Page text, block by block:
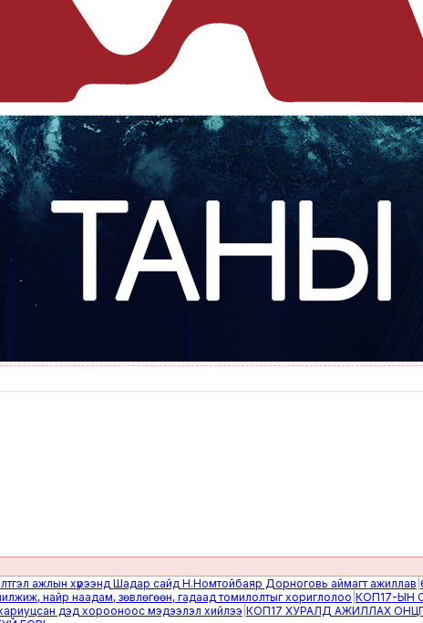
хүрээнд Шадар сайд Н.Номтойбаяр Дорноговь аймагт ажиллав|
наадам, зөвлөгөөн, гадаад томилолтыг хориглолоо|КОП17-ЫН САЙН
дэд хорооноос мэдээлэл хийлээ|КОП17 ХУРАЛД АЖИЛЛАХ ОНЦГОЙ